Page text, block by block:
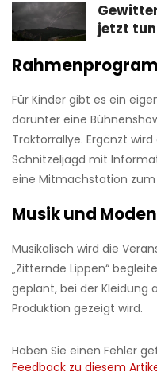
jetzt tun
Für Kinder gibt es ein
darunter eine
Traktorrallye. Ergänzt
Schnitzeljagd mit
eine Mitmachstation zum
Musik und
Musikalisch wird die
„Zitternde Lippen“
geplant, bei der Kleidung
Produktion gezeigt wird.
Haben Sie einen Fehler
Feedback zu diesem